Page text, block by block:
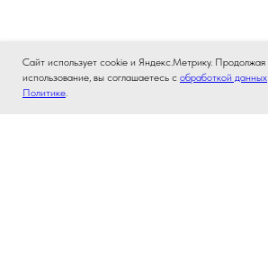
Сайт использует cookie и Яндекс.Метрику. Продолжая
использование, вы соглашаетесь с обработкой данных
Политике.